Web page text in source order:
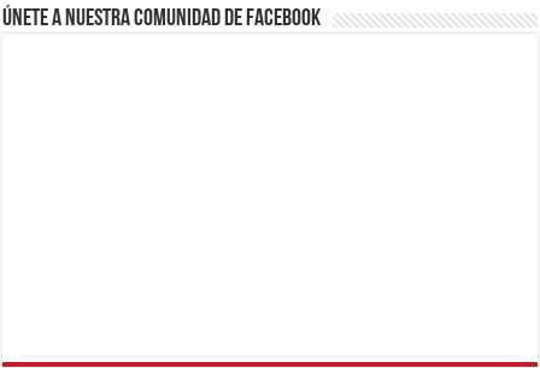
Únete a nuestra comunidad de Facebook